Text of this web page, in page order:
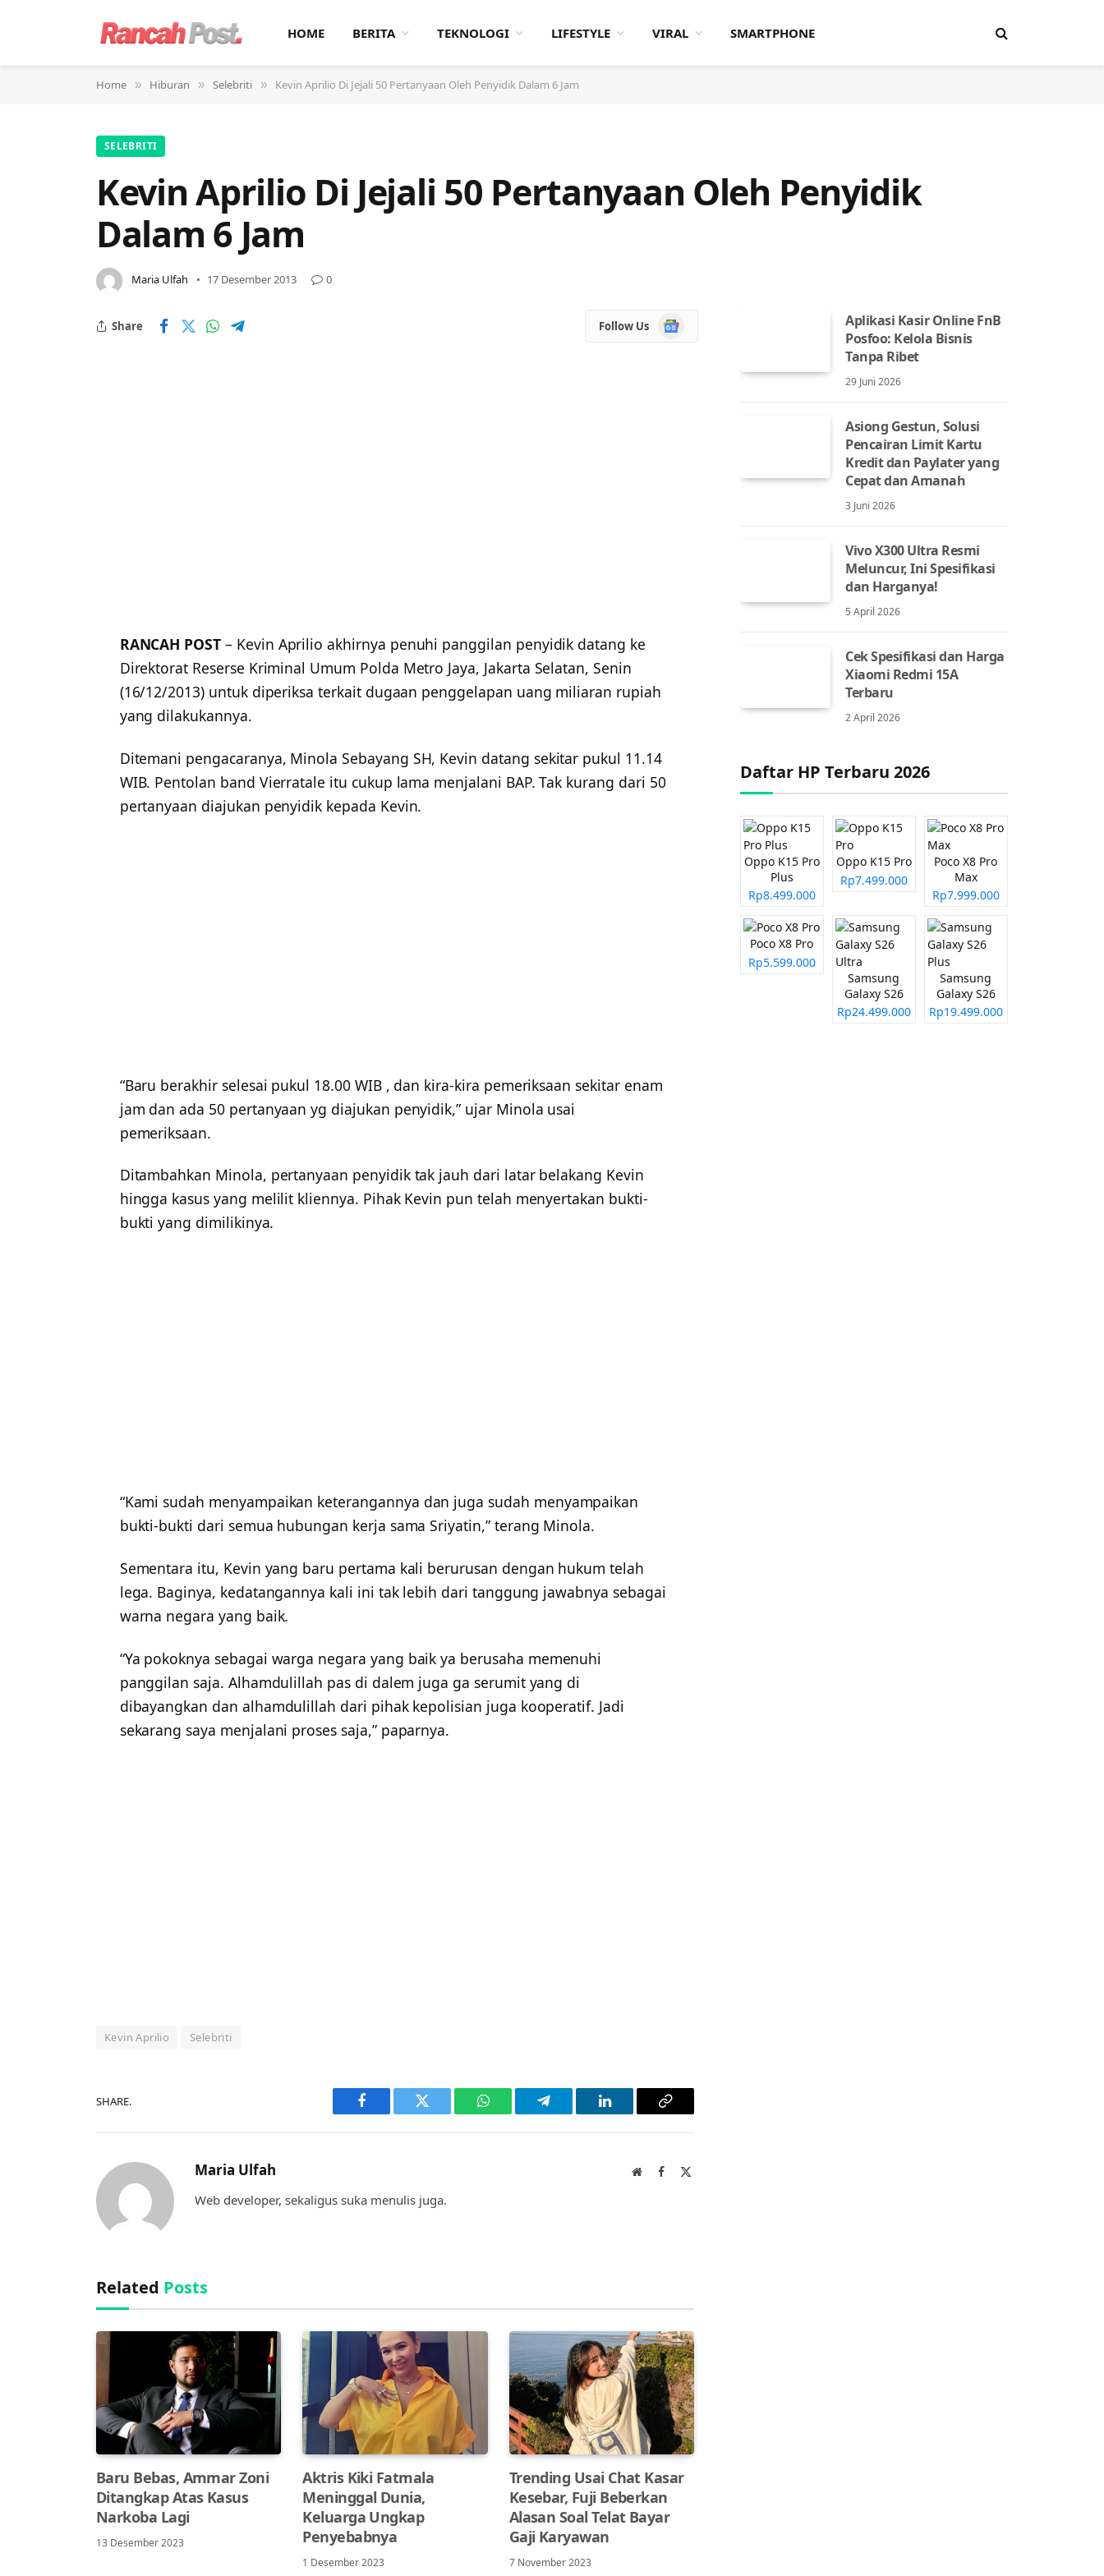
HOME BERITA TEKNOLOGI LIFESTYLE VIRAL SMARTPHONE
Home » Hiburan » Selebriti » Kevin Aprilio Di Jejali 50 Pertanyaan Oleh Penyidik Dalam 6 Jam
SELEBRITI
Kevin Aprilio Di Jejali 50 Pertanyaan Oleh Penyidik
Dalam 6 Jam
Maria Ulfah 17 Desember 2013 0
Share Follow Us
Google
News
RANCAH POST – Kevin Aprilio akhirnya penuhi panggilan penyidik datang ke
Direktorat Reserse Kriminal Umum Polda Metro Jaya, Jakarta Selatan, Senin
(16/12/2013) untuk diperiksa terkait dugaan penggelapan uang miliaran rupiah
yang dilakukannya.
Ditemani pengacaranya, Minola Sebayang SH, Kevin datang sekitar pukul 11.14
WIB. Pentolan band Vierratale itu cukup lama menjalani BAP. Tak kurang dari 50
pertanyaan diajukan penyidik kepada Kevin.
“Baru berakhir selesai pukul 18.00 WIB , dan kira-kira pemeriksaan sekitar enam
jam dan ada 50 pertanyaan yg diajukan penyidik,” ujar Minola usai
pemeriksaan.
Ditambahkan Minola, pertanyaan penyidik tak jauh dari latar belakang Kevin
hingga kasus yang melilit kliennya. Pihak Kevin pun telah menyertakan bukti-
bukti yang dimilikinya.
“Kami sudah menyampaikan keterangannya dan juga sudah menyampaikan
bukti-bukti dari semua hubungan kerja sama Sriyatin,” terang Minola.
Sementara itu, Kevin yang baru pertama kali berurusan dengan hukum telah
lega. Baginya, kedatangannya kali ini tak lebih dari tanggung jawabnya sebagai
warna negara yang baik.
“Ya pokoknya sebagai warga negara yang baik ya berusaha memenuhi
panggilan saja. Alhamdulillah pas di dalem juga ga serumit yang di
dibayangkan dan alhamdulillah dari pihak kepolisian juga kooperatif. Jadi
sekarang saya menjalani proses saja,” paparnya.
Kevin Aprilio Selebriti
SHARE.
Facebook Twitter WhatsAppTelegram LinkedIn Copy
Maria Ulfah WebsiteFacebook
Web developer, sekaligus suka menulis juga.
Related Posts
Baru Bebas, Ammar Zoni
Ditangkap Atas Kasus
Narkoba Lagi
13 Desember 2023
Aktris Kiki Fatmala
Meninggal Dunia,
Keluarga Ungkap
Penyebabnya
1 Desember 2023
Trending Usai Chat Kasar
Kesebar, Fuji Beberkan
Alasan Soal Telat Bayar
Gaji Karyawan
7 November 2023
Aplikasi Kasir Online FnB
Posfoo: Kelola Bisnis
Tanpa Ribet
29 Juni 2026
Asiong Gestun, Solusi
Pencairan Limit Kartu
Kredit dan Paylater yang
Cepat dan Amanah
3 Juni 2026
Vivo X300 Ultra Resmi
Meluncur, Ini Spesifikasi
dan Harganya!
5 April 2026
Cek Spesifikasi dan Harga
Xiaomi Redmi 15A
Terbaru
2 April 2026
Daftar HP Terbaru 2026
Oppo K15 Pro
Plus
Rp8.499.000
Oppo K15 Pro
Rp7.499.000
Poco X8 Pro
Max
Rp7.999.000
Poco X8 Pro
Rp5.599.000
Samsung
Galaxy S26
Ultra
Rp24.499.000
Samsung
Galaxy S26
Plus
Rp19.499.000